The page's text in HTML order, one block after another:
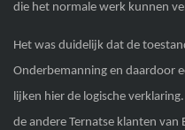
die het normale werk kunnen
Het was duidelijk dat de
Onderbemanning en daardoor
lijken hier de logische
de andere Ternatse klanten